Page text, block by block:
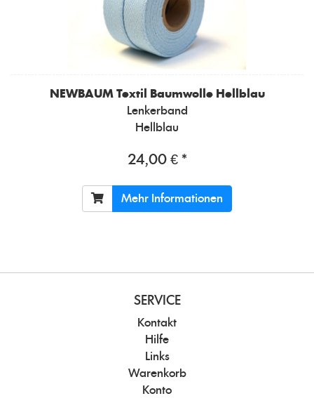
NEWBAUM Textil Baumwolle Hellblau
Lenkerband
Hellblau
24,00 € *
Mehr Informationen
SERVICE
Kontakt
Hilfe
Links
Warenkorb
Konto